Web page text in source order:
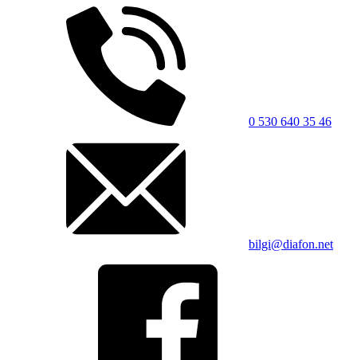
0 530 640 35 46
bilgi@diafon.net